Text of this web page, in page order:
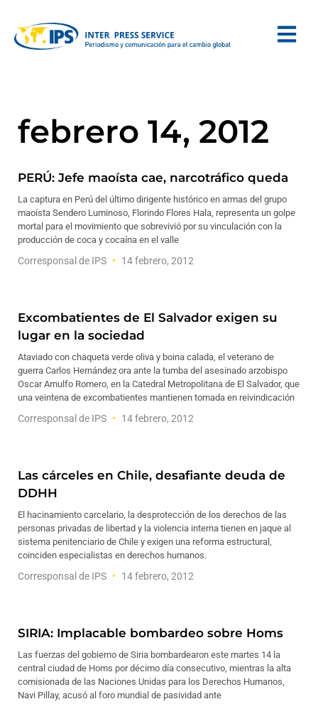
febrero 14, 2012
PERÚ: Jefe maoísta cae, narcotráfico queda
La captura en Perú del último dirigente histórico en armas del grupo
maoísta Sendero Luminoso, Florindo Flores Hala, representa un golpe
mortal para el movimiento que sobrevivió por su vinculación con la
producción de coca y cocaína en el valle
Corresponsal de IPS 14 febrero, 2012
Excombatientes de El Salvador exigen su
lugar en la sociedad
Ataviado con chaqueta verde oliva y boina calada, el veterano de
guerra Carlos Hernández ora ante la tumba del asesinado arzobispo
Oscar Arnulfo Romero, en la Catedral Metropolitana de El Salvador, que
una veintena de excombatientes mantienen tomada en reivindicación
Corresponsal de IPS 14 febrero, 2012
Las cárceles en Chile, desafiante deuda de
DDHH
El hacinamiento carcelario, la desprotección de los derechos de las
personas privadas de libertad y la violencia interna tienen en jaque al
sistema penitenciario de Chile y exigen una reforma estructural,
coinciden especialistas en derechos humanos.
Corresponsal de IPS 14 febrero, 2012
SIRIA: Implacable bombardeo sobre Homs
Las fuerzas del gobierno de Siria bombardearon este martes 14 la
central ciudad de Homs por décimo día consecutivo, mientras la alta
comisionada de las Naciones Unidas para los Derechos Humanos,
Navi Pillay, acusó al foro mundial de pasividad ante